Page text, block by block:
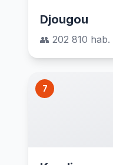
Djougou
👥 202 810 hab.
7